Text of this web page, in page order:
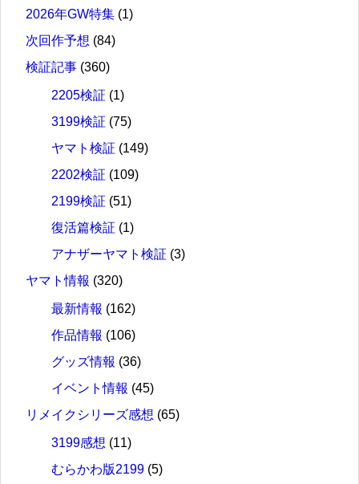
2026年GW特集 (1)
次回作予想 (84)
検証記事 (360)
2205検証 (1)
3199検証 (75)
ヤマト検証 (149)
2202検証 (109)
2199検証 (51)
復活篇検証 (1)
アナザーヤマト検証 (3)
ヤマト情報 (320)
最新情報 (162)
作品情報 (106)
グッズ情報 (36)
イベント情報 (45)
リメイクシリーズ感想 (65)
3199感想 (11)
むらかわ版2199 (5)